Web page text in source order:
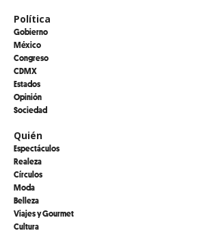
Política
Gobierno
México
Congreso
CDMX
Estados
Opinión
Sociedad
Quién
Espectáculos
Realeza
Círculos
Moda
Belleza
Viajes y Gourmet
Cultura